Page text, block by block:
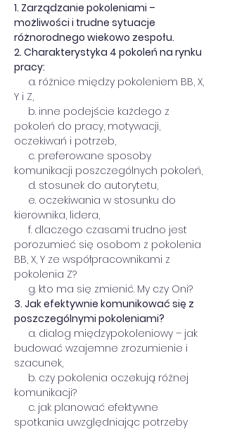
1. Zarządzanie pokoleniami –
możliwości i trudne sytuacje
różnorodnego wiekowo zespołu.
2. Charakterystyka 4 pokoleń na rynku
pracy:
a. różnice między pokoleniem BB, X,
Y i Z,
b. inne podejście każdego z
pokoleń do pracy, motywacji,
oczekiwań i potrzeb,
c. preferowane sposoby
komunikacji poszczególnych pokoleń,
d. stosunek do autorytetu,
e. oczekiwania w stosunku do
kierownika, lidera,
f. dlaczego czasami trudno jest
porozumieć się osobom z pokolenia
BB, X, Y ze współpracownikami z
pokolenia Z?
g. kto ma się zmienić. My czy Oni?
3. Jak efektywnie komunikować się z
poszczególnymi pokoleniami?
a. dialog międzypokoleniowy – jak
budować wzajemne zrozumienie i
szacunek,
b. czy pokolenia oczekują różnej
komunikacji?
c. jak planować efektywne
spotkania uwzględniając potrzeby